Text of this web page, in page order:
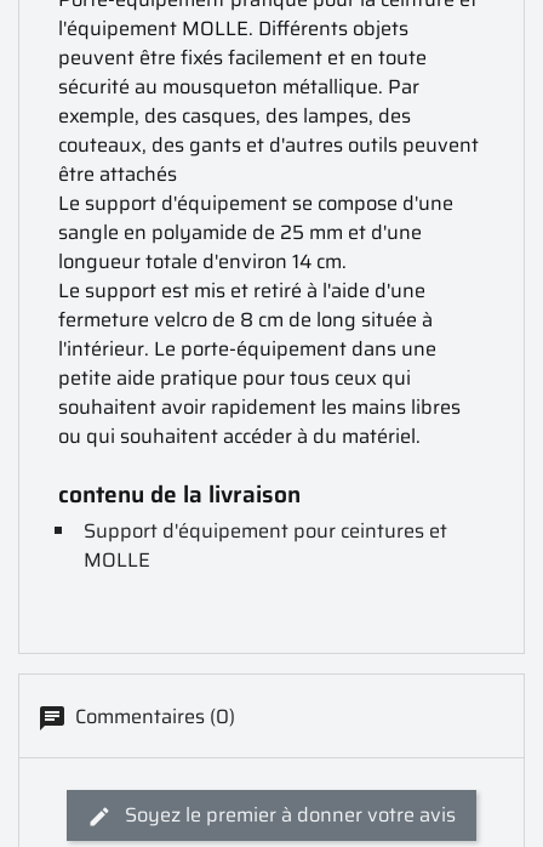
l'équipement MOLLE. Différents objets
peuvent être fixés facilement et en toute
sécurité au mousqueton métallique. Par
exemple, des casques, des lampes, des
couteaux, des gants et d'autres outils peuvent
être attachés
Le support d'équipement se compose d'une
sangle en polyamide de 25 mm et d'une
longueur totale d'environ 14 cm.
Le support est mis et retiré à l'aide d'une
fermeture velcro de 8 cm de long située à
l'intérieur. Le porte-équipement dans une
petite aide pratique pour tous ceux qui
souhaitent avoir rapidement les mains libres
ou qui souhaitent accéder à du matériel.
contenu de la livraison
Support d'équipement pour ceintures et
MOLLE
Commentaires (0)
Soyez le premier à donner votre avis